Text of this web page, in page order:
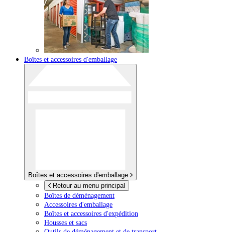
Boîtes et accessoires d'emballage
Boîtes et accessoires d'emballage
Retour au menu principal
Boîtes de déménagement
Accessoires d'emballage
Boîtes et accessoires d'expédition
Housses et sacs